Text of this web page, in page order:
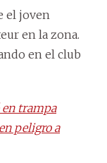
el joven
en la zona.
en el club
en trampa
peligro a